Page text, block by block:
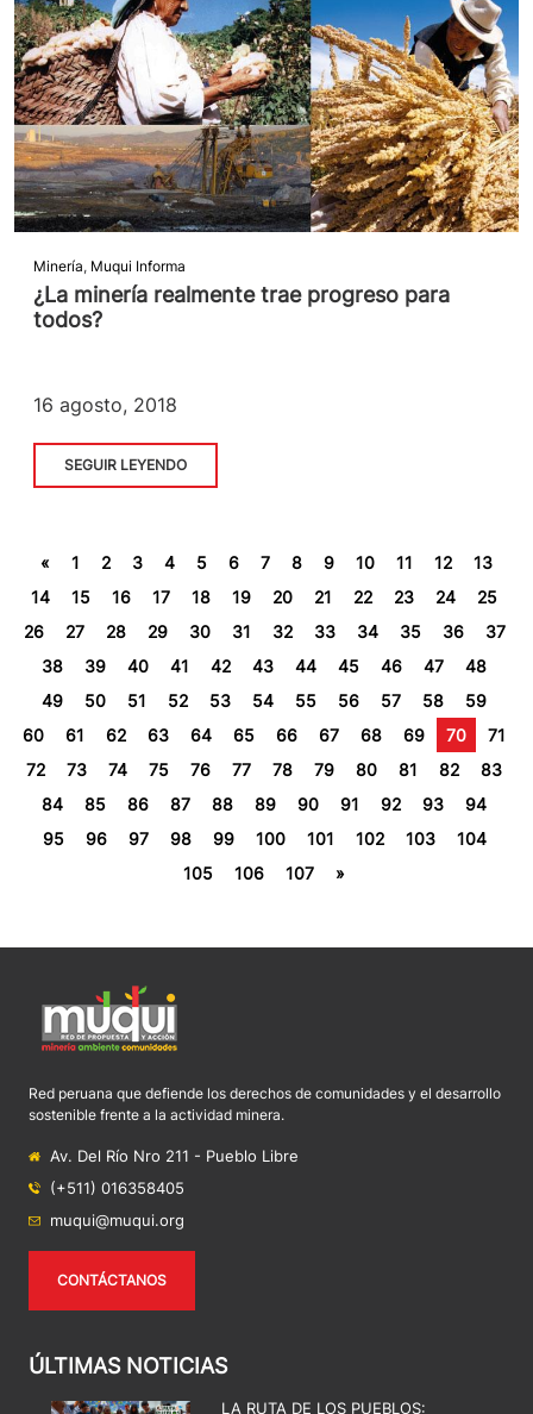
Minería, Muqui Informa
¿La minería realmente trae progreso para
todos?
16 agosto, 2018
SEGUIR LEYENDO
« 1 2 3 4 5 6 7 8 9 10 11 12
13
14
15 16 17 18 19 20 21 22 23 24
25
26
27 28 29 30 31 32 33 34 35 36
37
38
39 40 41 42 43 44 45 46 47
48
49
50 51 52 53 54 55 56 57 58
59
60
61 62 63 64 65 66 67 68 69 70
71
72
73 74 75 76 77 78 79 80 81 82
83
84
85 86 87 88 89 90 91 92 93
94
95
96 97 98 99 100 101 102 103
104
105
106 107 »
Red peruana que defiende los derechos de comunidades y el desarrollo
sostenible frente a la actividad minera.
Av. Del Río Nro 211 - Pueblo Libre
(+511) 016358405
muqui@muqui.org
CONTÁCTANOS
ÚLTIMAS NOTICIAS
LA RUTA DE LOS PUEBLOS: